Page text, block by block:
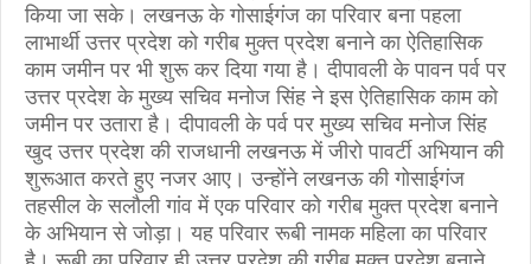
किया जा सके। लखनऊ के गोसाईगंज का परिवार बना पहला
लाभार्थी उत्तर प्रदेश को गरीब मुक्त प्रदेश बनाने का ऐतिहासिक
काम जमीन पर भी शुरू कर दिया गया है। दीपावली के पावन पर्व पर
उत्तर प्रदेश के मुख्य सचिव मनोज सिंह ने इस ऐतिहासिक काम को
जमीन पर उतारा है। दीपावली के पर्व पर मुख्य सचिव मनोज सिंह
खुद उत्तर प्रदेश की राजधानी लखनऊ में जीरो पावर्टी अभियान की
शुरूआत करते हुए नजर आए। उन्होंने लखनऊ की गोसाईगंज
तहसील के सलौली गांव में एक परिवार को गरीब मुक्त प्रदेश बनाने
के अभियान से जोड़ा। यह परिवार रूबी नामक महिला का परिवार